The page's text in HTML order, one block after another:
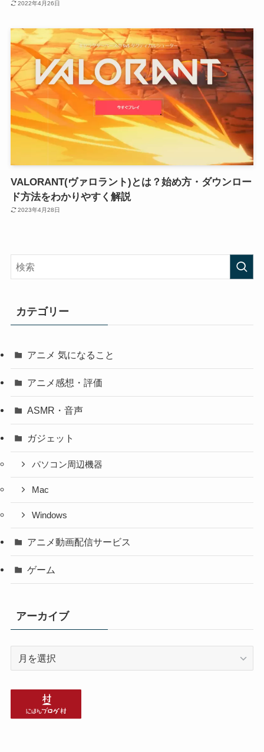
2022年4月26日
VALORANT(ヴァロラント)とは？始め方・ダウンロー
ド方法をわかりやすく解説
2023年4月28日
カテゴリー
アニメ 気になること
アニメ感想・評価
ASMR・音声
ガジェット
パソコン周辺機器
Mac
Windows
アニメ動画配信サービス
ゲーム
アーカイブ